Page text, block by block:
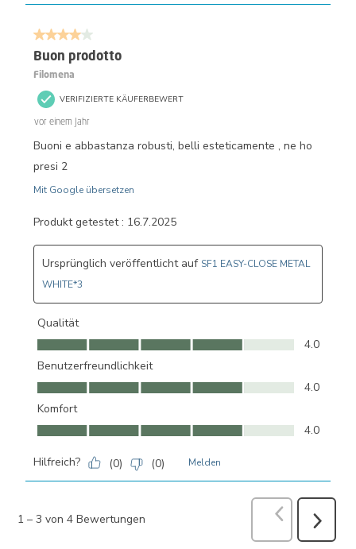
4 von 5 Sternen.
Buon prodotto
Filomena
VERIFIZIERTE KÄUFERBEWERT
vor einem Jahr
Buoni e abbastanza robusti, belli esteticamente , ne ho
presi 2
Mit Google übersetzen
Produkt getestet : 16.7.2025
Ursprünglich veröffentlicht auf SF1 EASY-CLOSE METAL
WHITE*3
Qualität
Qualität, 4.0 von 5
4.0
Benutzerfreundlichkeit
Benutzerfreundlichkeit, 4.0 von 5
4.0
Komfort
Komfort, 4.0 von 5
4.0
Hilfreich? (0) (0) Melden
1 – 3 von 4 Bewertungen Zurück
Weiter